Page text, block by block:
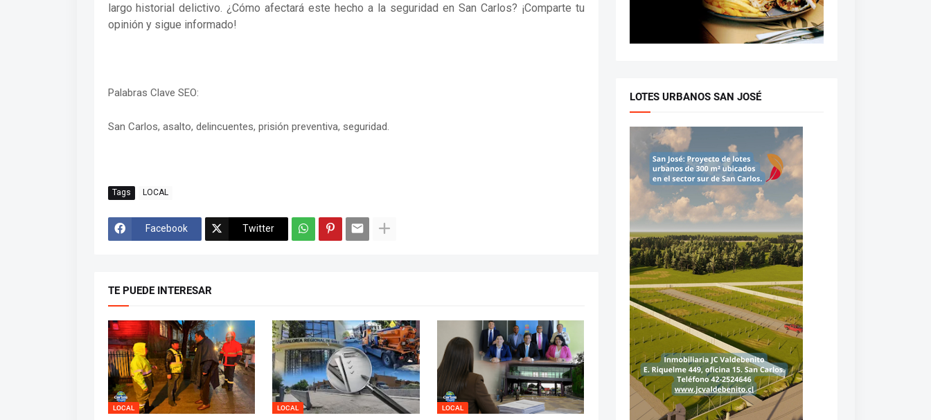
largo historial delictivo. ¿Cómo afectará este hecho a la seguridad en San Carlos? ¡Comparte tu
opinión y sigue informado!
Palabras Clave SEO:
San Carlos, asalto, delincuentes, prisión preventiva, seguridad.
Tags LOCAL
Facebook Twitter
TE PUEDE INTERESAR
LOCAL LOCAL LOCAL
LOTES URBANOS SAN JOSÉ